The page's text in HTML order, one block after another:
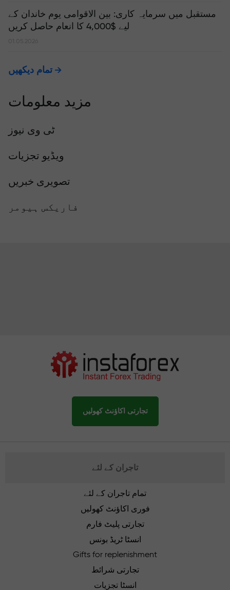
مستقبل میں سرمایہ کاری: بین الاقوامی یوم خاندان کے
لیے $4,000 کا انعام حاصل کریں
01.05.2026
تمام دیکھیں
مزید معلومات
ٹی وی نیوز
ویڈیو تجزیات
تصویری خبریں
فاریکس ہیومر
تجارتی اکاؤنٹ کھولیں
تاجران کے لئے
تمام تاجران کے لئے
فوری اکاؤنٹ کھولیں
تجارتی پلیٹ فارم
انسٹا ٹریڈ بونس
Gifts for replenishment
تجارتی شرائط
انسٹا تجزیات